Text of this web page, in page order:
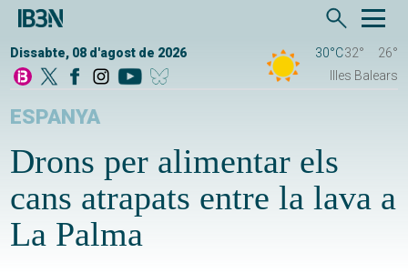
Dissabte, 08 d'agost de 2026 30°C32°
26°
Illes Balears
ESPANYA
Drons per alimentar els
cans atrapats entre la lava a
La Palma